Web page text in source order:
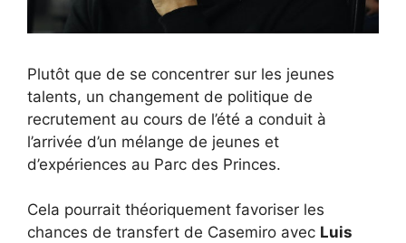
Plutôt que de se concentrer sur les jeunes
talents, un changement de politique de
recrutement au cours de l’été a conduit à
l’arrivée d’un mélange de jeunes et
d’expériences au Parc des Princes.
Cela pourrait théoriquement favoriser les
chances de transfert de Casemiro avec Luis